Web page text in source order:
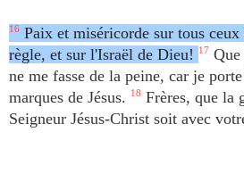
16 Paix et miséricorde sur tous
règle, et sur l'Israël de Dieu!
17 Que
ne me fasse de la peine, car je
marques de Jésus.
18 Frères, que la
Seigneur Jésus-Christ soit avec